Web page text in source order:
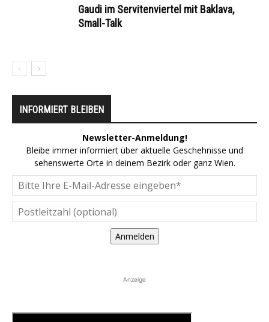
Gaudi im Servitenviertel mit Baklava,
Small-Talk
INFORMIERT BLEIBEN
Newsletter-Anmeldung!
Bleibe immer informiert über aktuelle Geschehnisse und
sehenswerte Orte in deinem Bezirk oder ganz Wien.
Anmelden
Anzeige